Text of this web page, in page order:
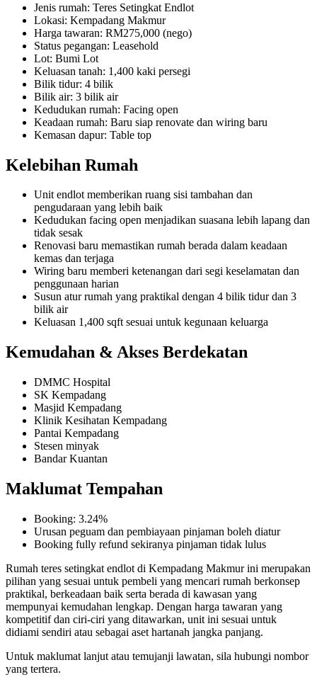
Jenis rumah: Teres Setingkat Endlot
Lokasi: Kempadang Makmur
Harga tawaran: RM275,000 (nego)
Status pegangan: Leasehold
Lot: Bumi Lot
Keluasan tanah: 1,400 kaki persegi
Bilik tidur: 4 bilik
Bilik air: 3 bilik air
Kedudukan rumah: Facing open
Keadaan rumah: Baru siap renovate dan wiring baru
Kemasan dapur: Table top
Kelebihan Rumah
Unit endlot memberikan ruang sisi tambahan dan
pengudaraan yang lebih baik
Kedudukan facing open menjadikan suasana lebih lapang dan
tidak sesak
Renovasi baru memastikan rumah berada dalam keadaan
kemas dan terjaga
Wiring baru memberi ketenangan dari segi keselamatan dan
penggunaan harian
Susun atur rumah yang praktikal dengan 4 bilik tidur dan 3
bilik air
Keluasan 1,400 sqft sesuai untuk kegunaan keluarga
Kemudahan & Akses Berdekatan
DMMC Hospital
SK Kempadang
Masjid Kempadang
Klinik Kesihatan Kempadang
Pantai Kempadang
Stesen minyak
Bandar Kuantan
Maklumat Tempahan
Booking: 3.24%
Urusan peguam dan pembiayaan pinjaman boleh diatur
Booking fully refund sekiranya pinjaman tidak lulus
Rumah teres setingkat endlot di Kempadang Makmur ini merupakan
pilihan yang sesuai untuk pembeli yang mencari rumah berkonsep
praktikal, berkeadaan baik serta berada di kawasan yang
mempunyai kemudahan lengkap. Dengan harga tawaran yang
kompetitif dan ciri-ciri yang ditawarkan, unit ini sesuai untuk
didiami sendiri atau sebagai aset hartanah jangka panjang.
Untuk maklumat lanjut atau temujanji lawatan, sila hubungi nombor
yang tertera.